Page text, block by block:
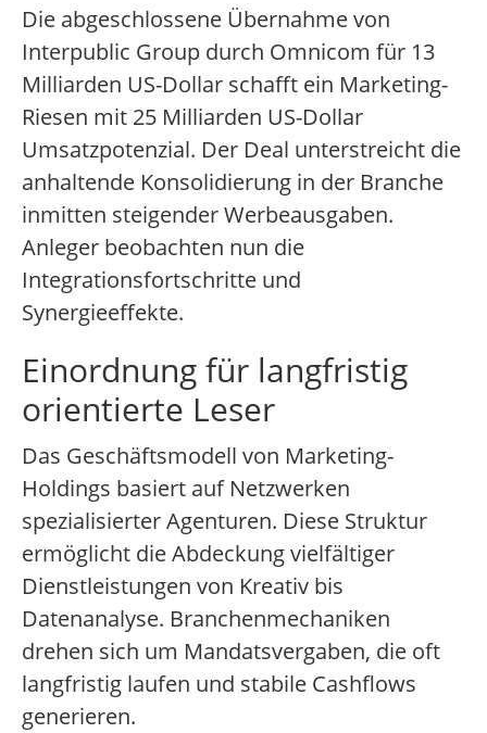
Die abgeschlossene Übernahme von
Interpublic Group durch Omnicom für 13
Milliarden US-Dollar schafft ein Marketing-
Riesen mit 25 Milliarden US-Dollar
Umsatzpotenzial. Der Deal unterstreicht die
anhaltende Konsolidierung in der Branche
inmitten steigender Werbeausgaben.
Anleger beobachten nun die
Integrationsfortschritte und
Synergieeffekte.
Einordnung für langfristig
orientierte Leser
Das Geschäftsmodell von Marketing-
Holdings basiert auf Netzwerken
spezialisierter Agenturen. Diese Struktur
ermöglicht die Abdeckung vielfältiger
Dienstleistungen von Kreativ bis
Datenanalyse. Branchenmechaniken
drehen sich um Mandatsvergaben, die oft
langfristig laufen und stabile Cashflows
generieren.